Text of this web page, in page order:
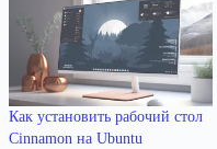
Как установить рабочий стол
Cinnamon на Ubuntu